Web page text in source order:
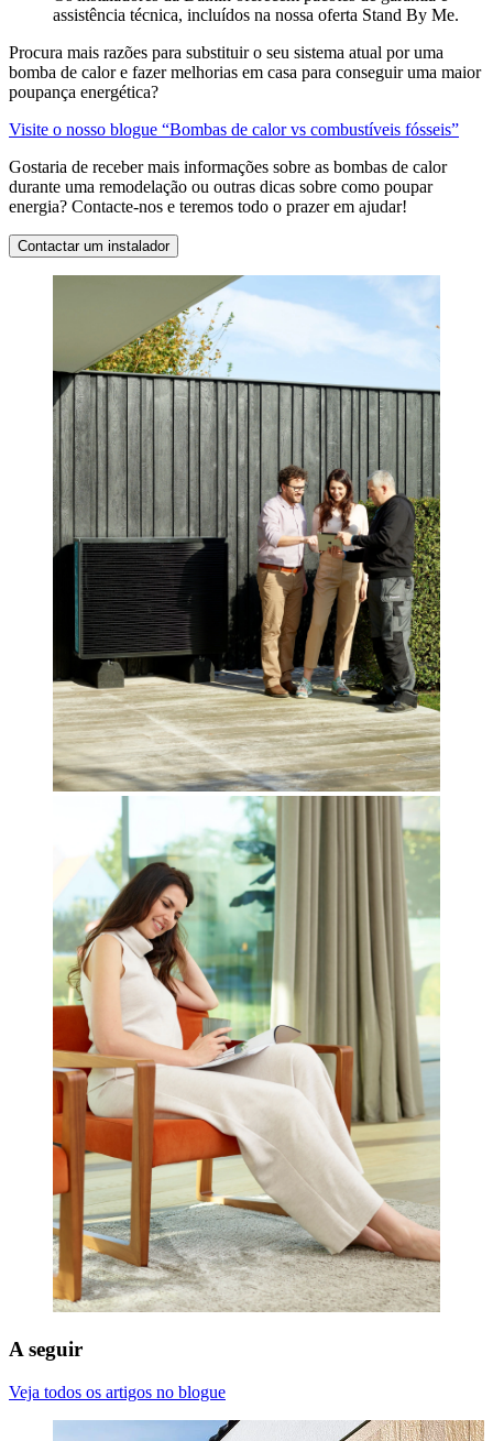
assistência técnica, incluídos na nossa oferta Stand By Me.
Procura mais razões para substituir o seu sistema atual por uma
bomba de calor e fazer melhorias em casa para conseguir uma maior
poupança energética?
Visite o nosso blogue “Bombas de calor vs combustíveis fósseis”
Gostaria de receber mais informações sobre as bombas de calor
durante uma remodelação ou outras dicas sobre como poupar
energia? Contacte-nos e teremos todo o prazer em ajudar!
Contactar um instalador
A seguir
Veja todos os artigos no blogue